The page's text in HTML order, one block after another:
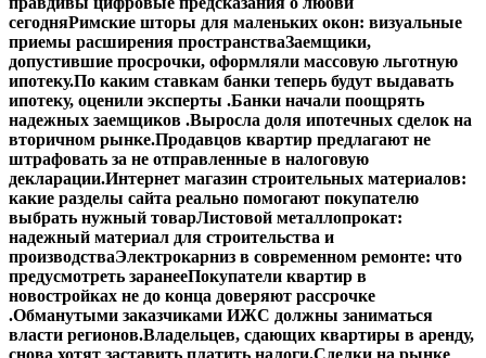
сегодняРимские шторы для маленьких окон: визуальные
приемы расширения пространстваЗаемщики,
допустившие просрочки, оформляли массовую льготную
ипотеку.По каким ставкам банки теперь будут выдавать
ипотеку, оценили эксперты .Банки начали поощрять
надежных заемщиков .Выросла доля ипотечных сделок на
вторичном рынке.Продавцов квартир предлагают не
штрафовать за не отправленные в налоговую
декларации.Интернет магазин строительных материалов:
какие разделы сайта реально помогают покупателю
выбрать нужный товарЛистовой металлопрокат:
надежный материал для строительства и
производстваЭлектрокарниз в современном ремонте: что
предусмотреть заранееПокупатели квартир в
новостройках не до конца доверяют рассрочке
.Обманутыми заказчиками ИЖС должны заниматься
власти регионов.Владельцев, сдающих квартиры в аренду,
снова хотят заставить платить налоги.Сделки на рынке